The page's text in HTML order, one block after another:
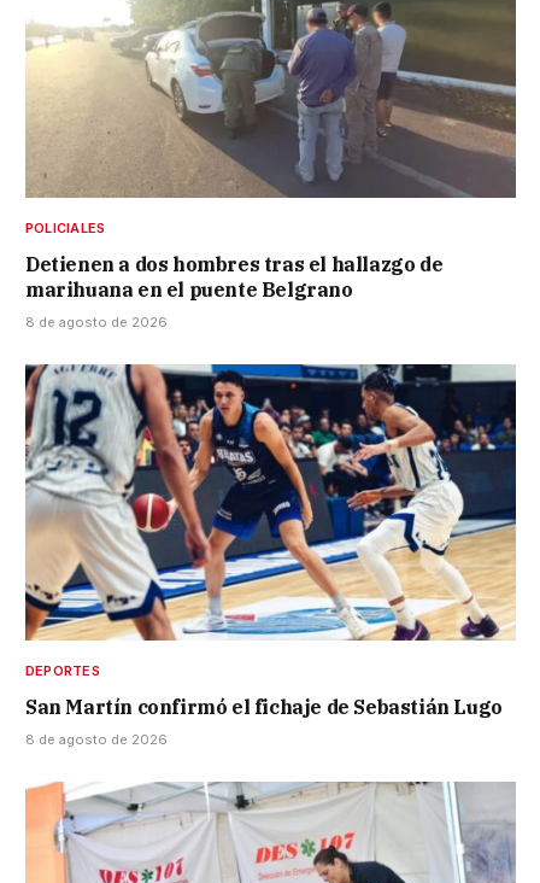
POLICIALES
Detienen a dos hombres tras el hallazgo de
marihuana en el puente Belgrano
8 de agosto de 2026
DEPORTES
San Martín confirmó el fichaje de Sebastián Lugo
8 de agosto de 2026